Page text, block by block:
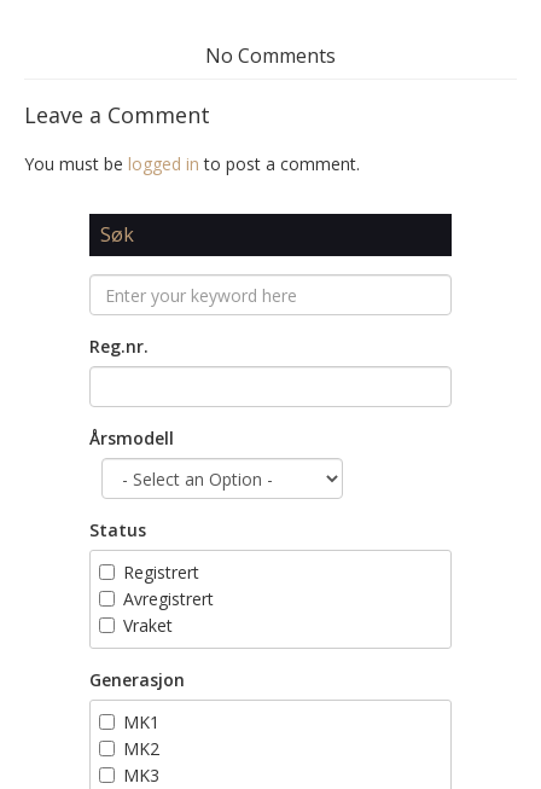
No Comments
Leave a Comment
You must be logged in to post a comment.
Søk
Reg.nr.
Årsmodell
Status
Registrert
Avregistrert
Vraket
Generasjon
MK1
MK2
MK3